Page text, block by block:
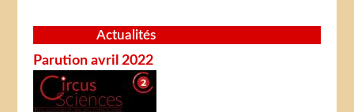
Actualités
Parution avril 2022